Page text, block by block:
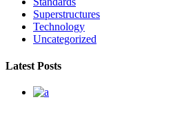
Superstructures
Technology
Uncategorized
Latest Posts